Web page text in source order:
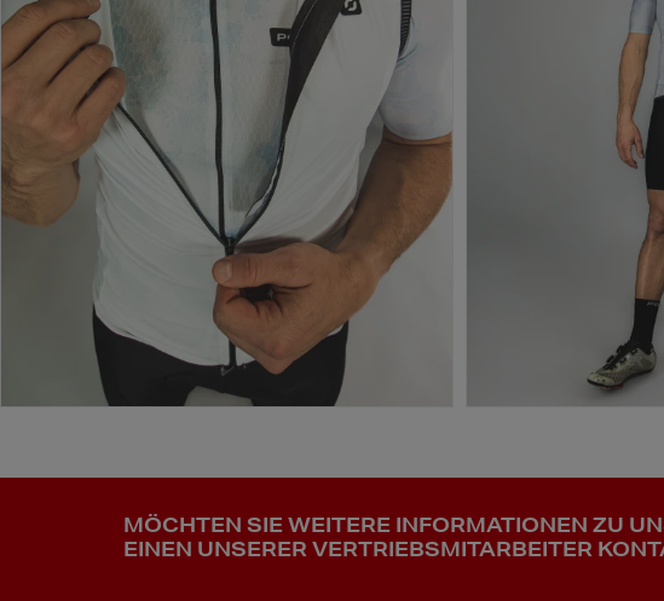
MÖCHTEN SIE WEITERE INFORMATIONEN ZU
EINEN UNSERER VERTRIEBSMITARBEITER